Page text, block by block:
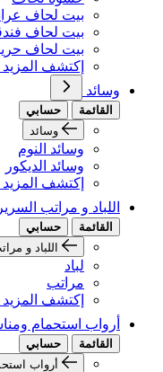
بيت لحاف
بيت لحاف
بيت لحاف
إكتشف
وسائد
القائمة
حسابي
وسائد
وسائد النوم
وسائد الديكور
إكتشف
اللباد و مراتب السرير
القائمة
حسابي
اللباد و
لباد
مراتب
إكتشف المزيد
أرواب استحمام
القائمة
حسابي
أرواب